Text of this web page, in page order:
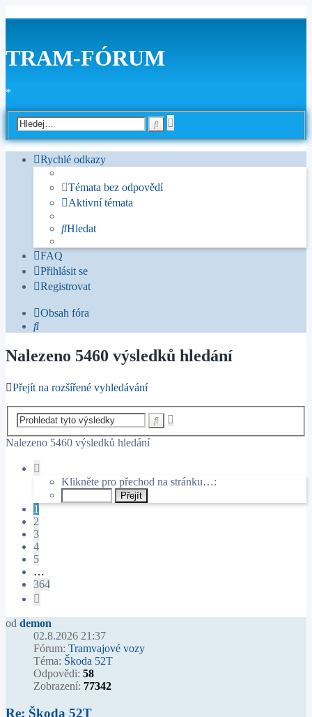
TRAM-FÓRUM
*
hledání
Rychlé odkazy
Témata bez odpovědí
Aktivní témata
Hledat
FAQ
Přihlásit se
Registrovat
Obsah fóra
Hledat
Nalezeno 5460 výsledků hledání
Přejít na rozšířené vyhledávání
Nalezeno 5460 výsledků hledání
364
Klikněte pro přechod na stránku…:
1
2
3
4
5
…
364
od demon
02.8.2026 21:37
Fórum: Tramvajové vozy
Téma: Škoda 52T
Odpovědi: 58
Zobrazení: 77342
Re: Škoda 52T